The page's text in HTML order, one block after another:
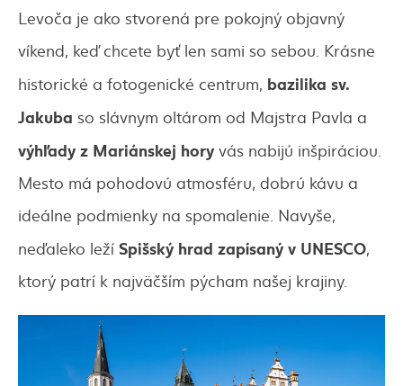
Levoča je ako stvorená pre pokojný objavný
víkend, keď chcete byť len sami so sebou. Krásne
historické a fotogenické centrum, bazilika sv.
Jakuba so slávnym oltárom od Majstra Pavla a
výhľady z Mariánskej hory vás nabijú inšpiráciou.
Mesto má pohodovú atmosféru, dobrú kávu a
ideálne podmienky na spomalenie. Navyše,
neďaleko leží Spišský hrad zapísaný v UNESCO,
ktorý patrí k najväčším pýcham našej krajiny.